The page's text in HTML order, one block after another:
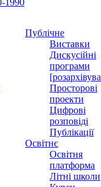
1990
Публічне
Виставки
Дискусійні
програми
Просторові
проекти
Цифрові
розповіді
Публікації
Освітнє
Освітня
платформа
Літні школи